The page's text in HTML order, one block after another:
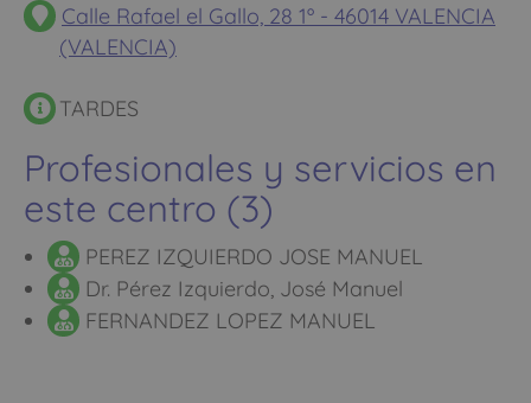
Calle Rafael el Gallo, 28 1º - 46014 VALENCIA
(VALENCIA)
TARDES
Profesionales y servicios en
este centro (3)
PEREZ IZQUIERDO JOSE MANUEL
Dr. Pérez Izquierdo, José Manuel
FERNANDEZ LOPEZ MANUEL